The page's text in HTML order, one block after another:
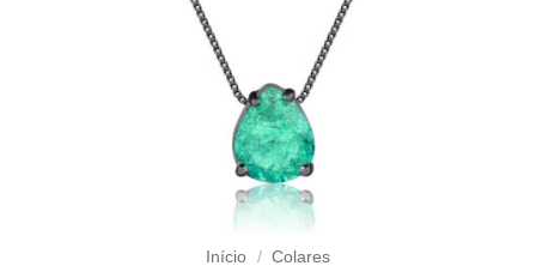
Início / Colares